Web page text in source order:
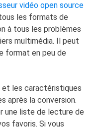
vidéo open source
les formats de
à tous les problèmes
multimédia. Il peut
format en peu de
les caractéristiques
après la conversion.
une liste de lecture de
favoris. Si vous